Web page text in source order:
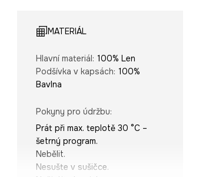
MATERIÁL
Hlavní materiál: 100% Len
Podšívka v kapsách: 100%
Bavlna
Pokyny pro údržbu:
Prát při max. teplotě 30 °C –
šetrný program.
Nebělit.
Nesušte v sušičce.